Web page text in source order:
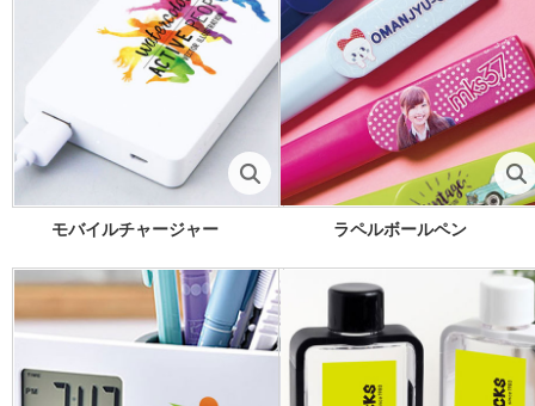
モバイルチャージャー ラペルボールペン